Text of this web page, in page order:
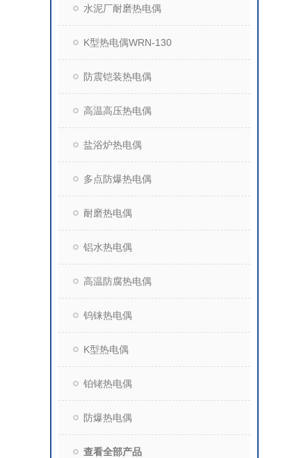
水泥厂耐磨热电偶
K型热电偶WRN-130
防震铠装热电偶
高温高压热电偶
盐浴炉热电偶
多点防爆热电偶
耐磨热电偶
铝水热电偶
高温防腐热电偶
钨铼热电偶
K型热电偶
铂铑热电偶
防爆热电偶
查看全部产品